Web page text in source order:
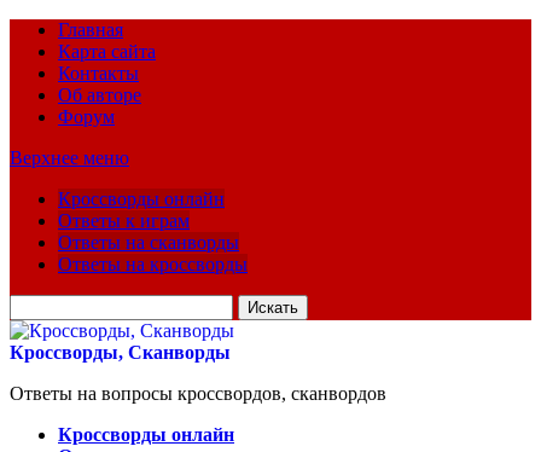
Главная
Карта сайта
Контакты
Об авторе
Форум
Верхнее меню
Кроссворды онлайн
Ответы к играм
Ответы на сканворды
Ответы на кроссворды
для:
Кроссворды, Сканворды
Ответы на вопросы кроссвордов, сканвордов
Кроссворды онлайн